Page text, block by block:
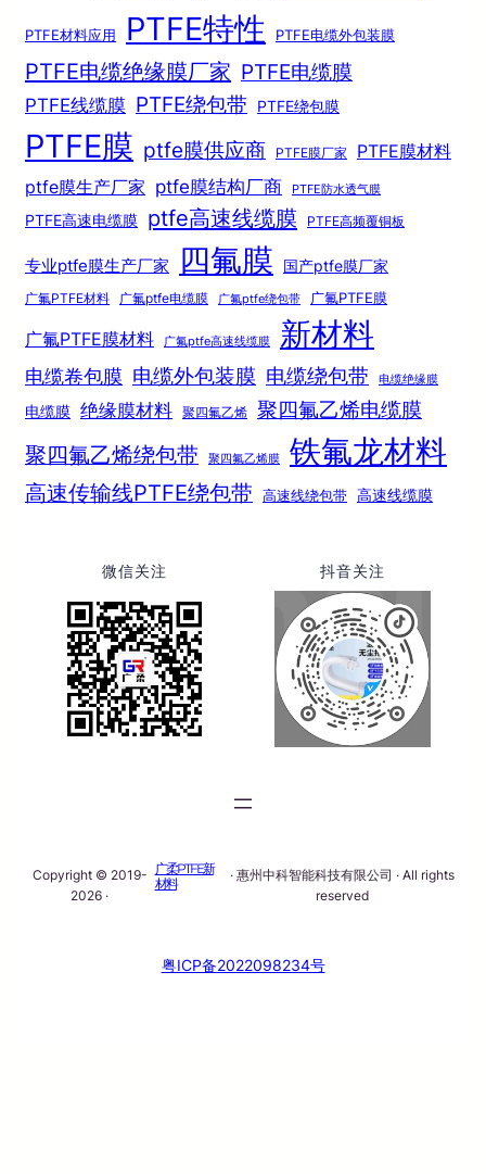
PTFE材料应用 PTFE特性 PTFE电缆外包装膜
PTFE电缆绝缘膜厂家 PTFE电缆膜
PTFE线缆膜 PTFE绕包带 PTFE绕包膜
PTFE膜 ptfe膜供应商 PTFE膜厂家 PTFE膜材料
ptfe膜生产厂家 ptfe膜结构厂商 PTFE防水透气膜
PTFE高速电缆膜 ptfe高速线缆膜 PTFE高频覆铜板
专业ptfe膜生产厂家 四氟膜 国产ptfe膜厂家
广氟PTFE材料 广氟ptfe电缆膜 广氟ptfe绕包带 广氟PTFE膜
广氟PTFE膜材料 广氟ptfe高速线缆膜 新材料
电缆卷包膜 电缆外包装膜 电缆绕包带 电缆绝缘膜
电缆膜 绝缘膜材料 聚四氟乙烯
聚四氟乙烯电缆膜
聚四氟乙烯绕包带
聚四氟乙烯膜 铁氟龙材料
高速传输线PTFE绕包带 高速线绕包带 高速线缆膜
微信关注 抖音关注
Copyright © 2019-
2026 ·
广柔PTFE新
材料
· 惠州中科智能科技有限公司 · All rights
reserved
粤ICP备2022098234号